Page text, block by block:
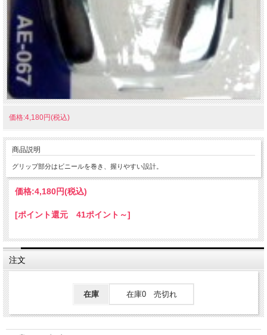
価格:4,180円(税込)
商品説明
グリップ部分はビニールを巻き、握りやすい設計。
価格:4,180円(税込)
[ポイント還元 41ポイント～]
注文
在庫 在庫0 売切れ